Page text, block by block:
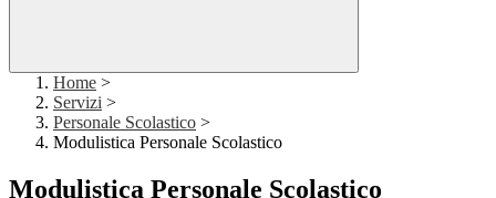
Home >
Servizi >
Personale Scolastico >
Modulistica Personale Scolastico
Modulistica Personale Scolastico